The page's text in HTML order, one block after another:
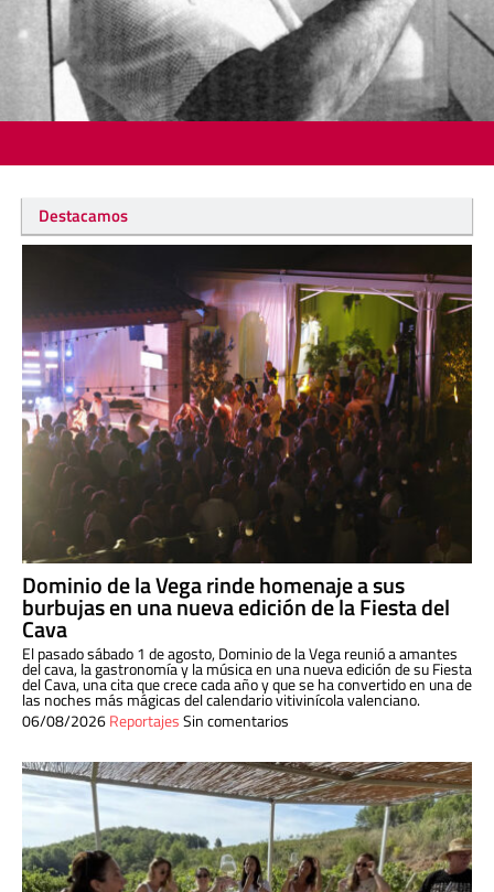
Destacamos
Dominio de la Vega rinde homenaje a sus
burbujas en una nueva edición de la Fiesta del
Cava
El pasado sábado 1 de agosto, Dominio de la Vega reunió a amantes
del cava, la gastronomía y la música en una nueva edición de su Fiesta
del Cava, una cita que crece cada año y que se ha convertido en una de
las noches más mágicas del calendario vitivinícola valenciano.
06/08/2026ReportajesSin comentarios